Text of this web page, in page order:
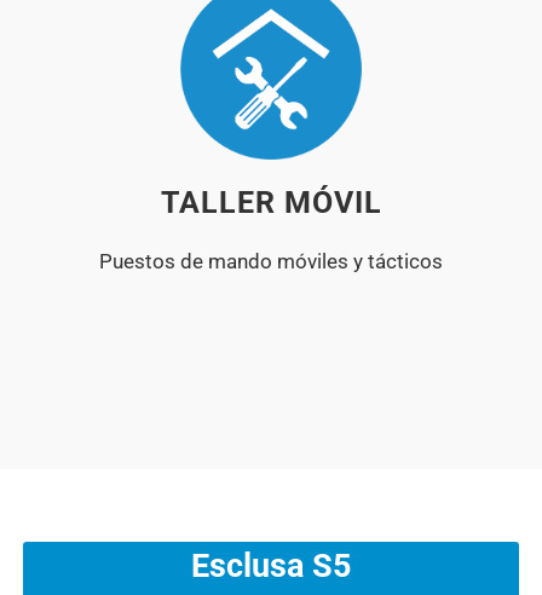
TALLER MÓVIL
Puestos de mando móviles y tácticos
Esclusa S5